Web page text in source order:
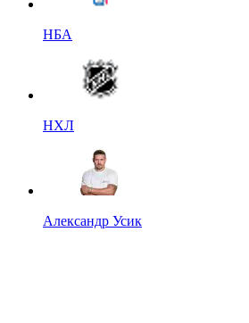
НБА
НХЛ
Александр Усик